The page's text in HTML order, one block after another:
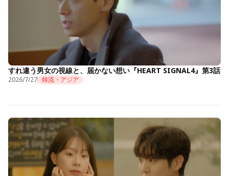
すれ違う男女の視線と、届かない想い『HEART SIGNAL4』第3話
2026/7/27 韓流・アジア